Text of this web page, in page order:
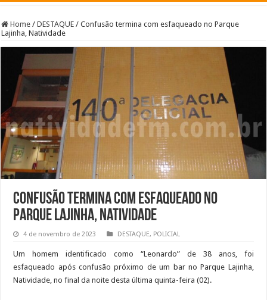
Home / DESTAQUE / Confusão termina com esfaqueado no Parque
Lajinha, Natividade
Confusão termina com esfaqueado no
Parque Lajinha, Natividade
4 de novembro de 2023 DESTAQUE, POLICIAL
Um homem identificado como “Leonardo” de 38 anos, foi
esfaqueado após confusão próximo de um bar no Parque Lajinha,
Natividade, no final da noite desta última quinta-feira (02).